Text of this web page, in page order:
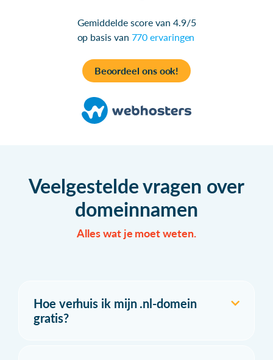
Gemiddelde score van 4.9/5
op basis van 770 ervaringen
Beoordeel ons ook!
Veelgestelde vragen over
domeinnamen
Alles wat je moet weten.
Hoe verhuis ik mijn .nl-domein
gratis?